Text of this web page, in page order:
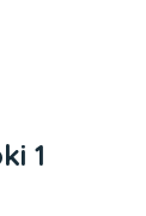
1